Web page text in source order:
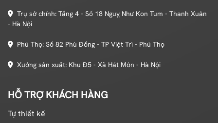
Trụ sở chính: Tầng 4 - Số 18 Nguỵ Như Kon Tum - Thanh Xuân
- Hà Nội
Phú Thọ: Số 82 Phù Đổng - TP Việt Trì - Phú Thọ
Xưởng sản xuất: Khu Đ5 - Xã Hát Môn - Hà Nội
HỖ TRỢ KHÁCH HÀNG
Tự thiết kế